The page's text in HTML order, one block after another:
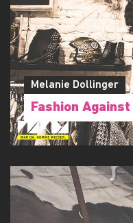
Melanie Dollinger
Fashion